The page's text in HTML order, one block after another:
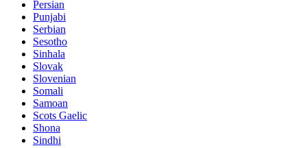
Persian
Punjabi
Serbian
Sesotho
Sinhala
Slovak
Slovenian
Somali
Samoan
Scots Gaelic
Shona
Sindhi